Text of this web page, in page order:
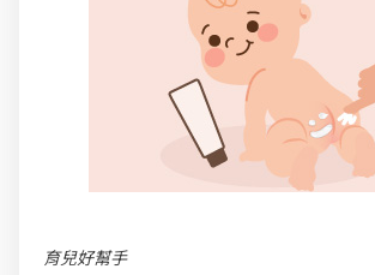
育兒好幫手